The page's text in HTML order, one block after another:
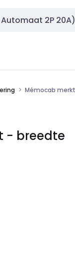
Mémocab
- breedte